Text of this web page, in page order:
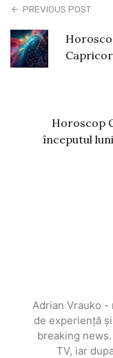
PREVIOUS POST
Horoscop
începutul
Adrian Vrauko -
de experiență
breaking
TV, iar